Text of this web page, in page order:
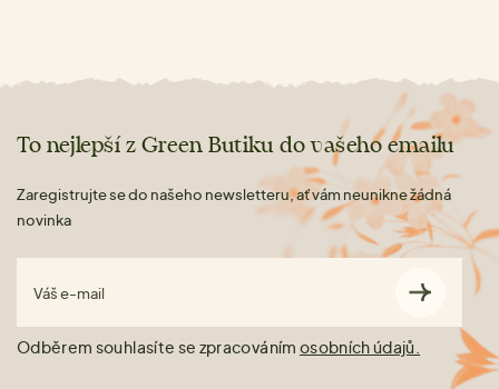
To nejlepší z Green Butiku do vašeho emailu
Zaregistrujte se do našeho newsletteru, ať vám neunikne žádná
novinka
Váš e-mail
Odběrem souhlasíte se zpracováním osobních údajů.